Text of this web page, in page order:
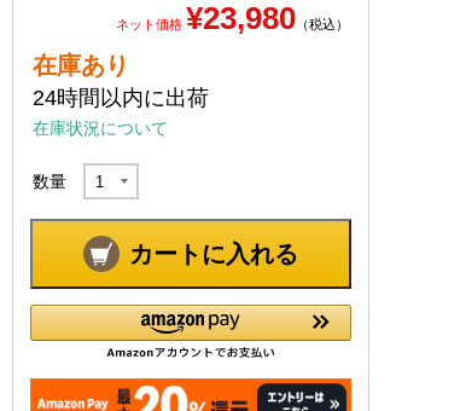
ネット価格 ¥23,980 （税込）
在庫あり
24時間以内に出荷
在庫状況について
数量
カートに入れる